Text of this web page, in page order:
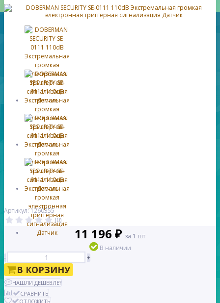
Артикул: 1260355
(0)
11 196 ₽ за 1 шт
В наличии
-
+
В КОРЗИНУ
НАШЛИ ДЕШЕВЛЕ?
СРАВНИТЬ
ОТЛОЖИТЬ